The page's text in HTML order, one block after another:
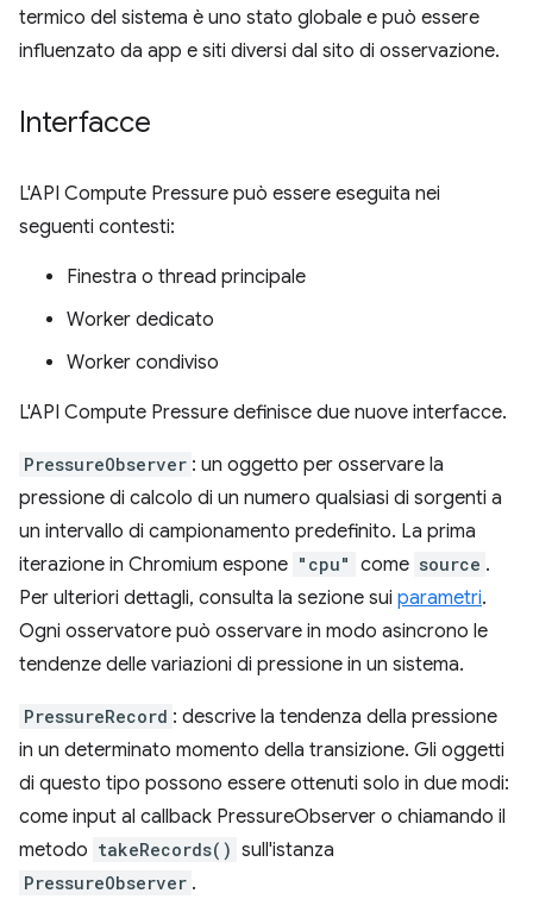
termico del sistema è uno stato globale e può essere
influenzato da app e siti diversi dal sito di osservazione.
Interfacce
L'API Compute Pressure può essere eseguita nei
seguenti contesti:
Finestra o thread principale
Worker dedicato
Worker condiviso
L'API Compute Pressure definisce due nuove interfacce.
PressureObserver : un oggetto per osservare la
pressione di calcolo di un numero qualsiasi di sorgenti a
un intervallo di campionamento predefinito. La prima
iterazione in Chromium espone "cpu" come source .
Per ulteriori dettagli, consulta la sezione sui parametri.
Ogni osservatore può osservare in modo asincrono le
tendenze delle variazioni di pressione in un sistema.
PressureRecord : descrive la tendenza della pressione
in un determinato momento della transizione. Gli oggetti
di questo tipo possono essere ottenuti solo in due modi:
come input al callback PressureObserver o chiamando il
metodo takeRecords() sull'istanza
PressureObserver .